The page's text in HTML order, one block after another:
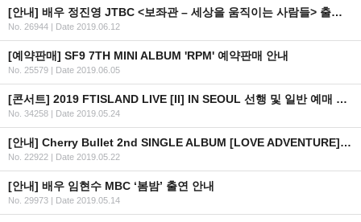
[안내] 배우 정진영 JTBC <보좌관 – 세상을 움직이는 사람들> 출연 안내
No. 26944 | Date 2019.06.12
[예약판매] SF9 7TH MINI ALBUM 'RPM' 예약판매 안내
No. 25579 | Date 2019.06.05
[콘서트] 2019 FTISLAND LIVE [II] IN SEOUL 선행 및 일반 예매 안내
No. 34258 | Date 2019.05.24
[안내] Cherry Bullet 2nd SINGLE ALBUM [LOVE ADVENTURE] 공개
No. 22922 | Date 2019.05.22
[안내] 배우 임현수 MBC ‘봄밤’ 출연 안내
No. 29973 | Date 2019.05.14